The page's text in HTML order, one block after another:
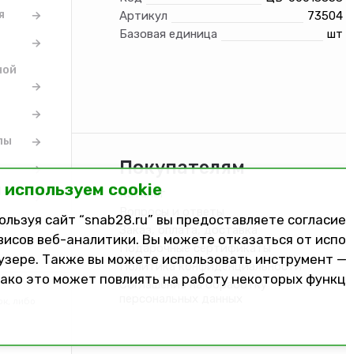
либо
Артикул
73504
Базовая единица
шт
Покупателям
Каталог
Вопросы и ответы
Заказ, оплата, доставка
Подарочные сертификаты
Политика конфиденциальности
Соглашение на обработку
cookie
сайт “snab28.ru” вы предоставляете
веб-аналитики. Вы можете отказаться от
Также вы можете использовать инструмент —
это может повлиять на работу некоторых